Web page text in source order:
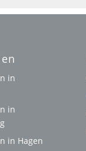
in
in
in Hagen